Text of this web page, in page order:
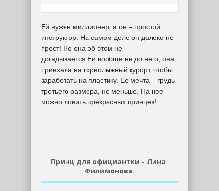
Ей нужен миллионер, а он – простой
инструктор. На самом деле он далеко не
прост! Но она об этом не
догадывается.Ей вообще не до него, она
приехала на горнолыжный курорт, чтобы
заработать на пластику. Ее мечта – грудь
третьего размера, не меньше. На нее
можно ловить прекрасных принцев!
Принц для официантки - Лина
Филимонова